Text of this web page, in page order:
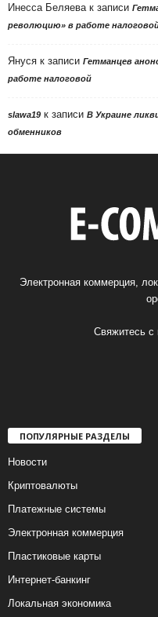
Инесса Беляевак записи
революцию» в работе
Януся к записи Гетманцев
работе налоговой
slawa19 к записи В Украине
обменников
Электронная коммерция,
Свяжитесь с
ПОПУЛЯРНЫЕ РАЗДЕЛЫ
Новости
Криптовалюты
Платежные системы
Электронная коммерция
Пластиковые карты
Интернет-банкинг
Локальная экономика